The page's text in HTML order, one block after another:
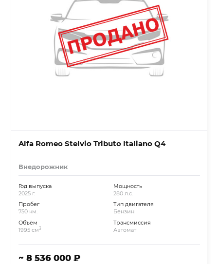
Alfa Romeo Stelvio Tributo Italiano Q4
Внедорожник
Год выпуска
2025 г.
Пробег
750 км.
Объём
1995 см3
Мощность
280 л.с.
Тип двигателя
Бензин
Трансмиссия
Автомат
~ 8 536 000 ₽